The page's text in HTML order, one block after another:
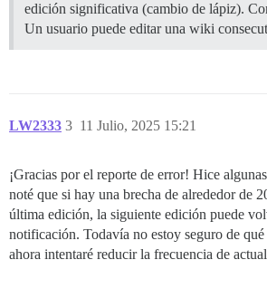
edición significativa (cambio de lápiz).
Un usuario puede editar una wiki
LW2333 11 Julio, 2025 15:21
3
¡Gracias por el reporte de error! Hice
noté que si hay una brecha de alrededor de
última edición, la siguiente edición puede
notificación. Todavía no estoy seguro de qué
ahora intentaré reducir la frecuencia de